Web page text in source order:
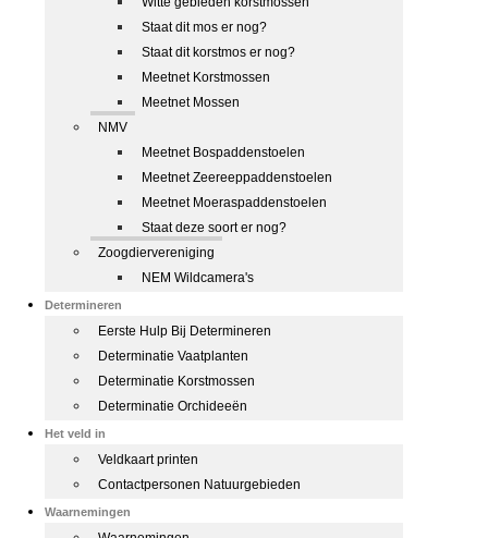
Staat dit mos er nog?
Staat dit korstmos er nog?
Meetnet Korstmossen
Meetnet Mossen
NMV
Meetnet Bospaddenstoelen
Meetnet Zeereeppaddenstoelen
Meetnet Moeraspaddenstoelen
Staat deze soort er nog?
Zoogdiervereniging
NEM Wildcamera's
Determineren
Eerste Hulp Bij Determineren
Determinatie Vaatplanten
Determinatie Korstmossen
Determinatie Orchideeën
Het veld in
Veldkaart printen
Contactpersonen Natuurgebieden
Waarnemingen